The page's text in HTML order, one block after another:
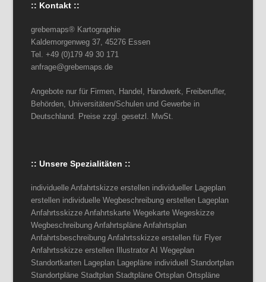
:: Kontakt ::
grebemaps® Kartographie
Kaldemorgenweg 37, 45276 Essen
Tel. +49 (0)179 49 30 171
anfrage@grebemaps.de
Angebote nur für Firmen, Handel, Handwerk, Freiberufler,
Behörden, Universitäten/Schulen und Gewerbe in
Deutschland. Preise zzgl. gesetzl. MwSt.
:: Unsere Spezialitäten ::
individuelle Anfahrtskizze erstellen individueller Lageplan
erstellen individuelle Wegbeschreibung erstellen Lageplan
Anfahrtsskizze Anfahrtskarte Wegekarte Wegeskizze
Wegbeschreibung Anfahrtspläne Anfahrtsplan
Anfahrtsbeschreibung Anfahrtsskizze erstellen für Flyer
Anfahrtsskizze erstellen Illustrator AI Wegeplan
Standortkarten Lageplan Lagepläne individuell Standortplan
Standortpläne Stadtplan Stadtpläne Ortsplan Ortspläne